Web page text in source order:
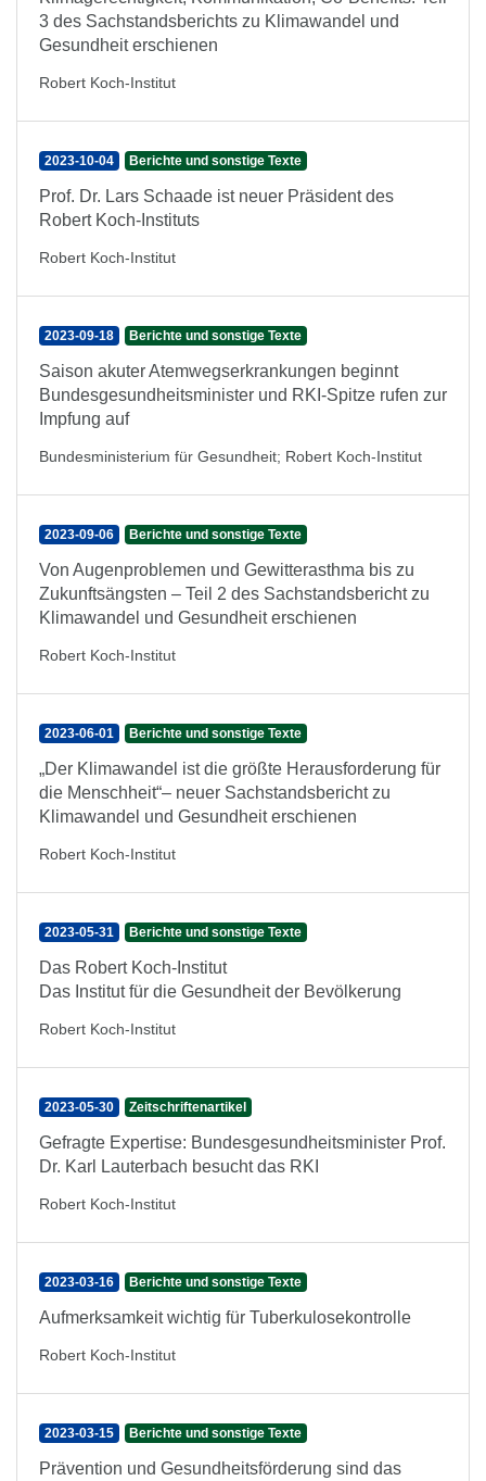
3 des Sachstandsberichts zu Klimawandel und
Gesundheit erschienen
Robert Koch-Institut
2023-10-04 Berichte und sonstige Texte
Prof. Dr. Lars Schaade ist neuer Präsident des
Robert Koch-Instituts
Robert Koch-Institut
2023-09-18 Berichte und sonstige Texte
Saison akuter Atemwegserkrankungen beginnt
Bundesgesundheitsminister und RKI-Spitze rufen zur
Impfung auf
Bundesministerium für Gesundheit; Robert Koch-Institut
2023-09-06 Berichte und sonstige Texte
Von Augenproblemen und Gewitterasthma bis zu
Zukunftsängsten – Teil 2 des Sachstandsbericht zu
Klimawandel und Gesundheit erschienen
Robert Koch-Institut
2023-06-01 Berichte und sonstige Texte
„Der Klimawandel ist die größte Herausforderung für
die Menschheit“– neuer Sachstandsbericht zu
Klimawandel und Gesundheit erschienen
Robert Koch-Institut
2023-05-31 Berichte und sonstige Texte
Das Robert Koch-Institut
Das Institut für die Gesundheit der Bevölkerung
Robert Koch-Institut
2023-05-30 Zeitschriftenartikel
Gefragte Expertise: Bundesgesundheitsminister Prof.
Dr. Karl Lauterbach besucht das RKI
Robert Koch-Institut
2023-03-16 Berichte und sonstige Texte
Aufmerksamkeit wichtig für Tuberkulosekontrolle
Robert Koch-Institut
2023-03-15 Berichte und sonstige Texte
Prävention und Gesundheitsförderung sind das